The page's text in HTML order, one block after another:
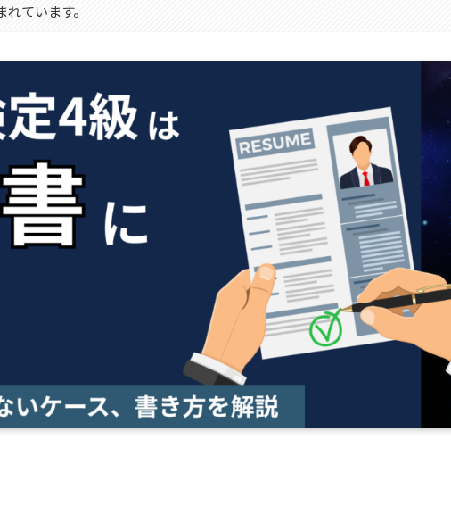
ています。